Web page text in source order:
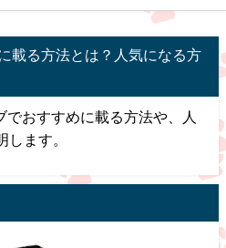
載る方法とは？人気になる方
でおすすめに載る方法や、人
します。